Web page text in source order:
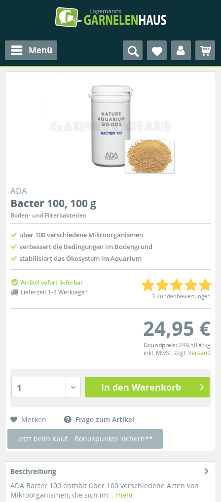
Menü
ADA
Bacter 100, 100 g
Boden- und Filterbakterien
über 100 verschiedene Mikroorganismen
verbessert die Bedingungen im Bodengrund
stabilisiert das Ökosystem im Aquarium
Artikel sofort lieferbar
Lieferzeit 1-3 Werktage* 3 Kundenbewertungen
24,95 €
Grundpreis:249,50 €/kg
inkl. MwSt. zzgl. Versand
1 In den Warenkorb
Merken Frage zum Artikel
jetzt beim Kauf Bonuspunkte sichern**
Beschreibung
ADA Bacter 100 enthält über 100 verschiedene Arten von
Mikroorganismen, die sich im... mehr